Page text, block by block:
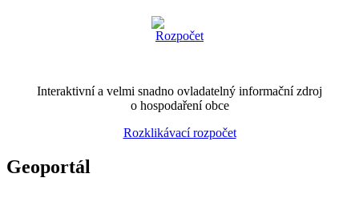
Interaktivní a velmi snadno ovladatelný informační zdroj
o hospodaření obce
Rozklikávací rozpočet
Geoportál